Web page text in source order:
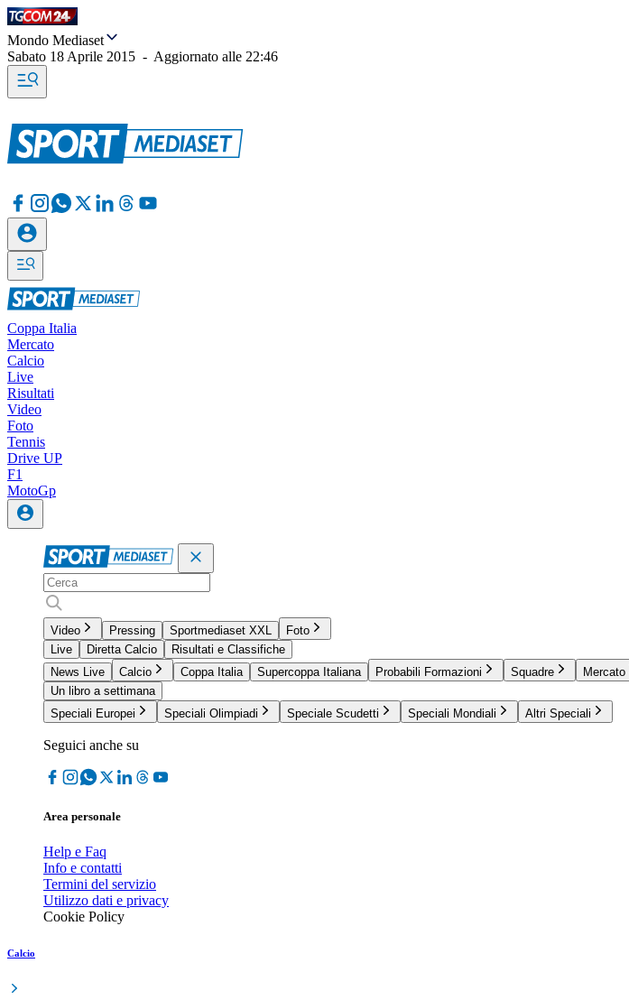
Mondo Mediaset
Sabato 18 Aprile 2015 - Aggiornato alle 22:46
Coppa Italia
Mercato
Calcio
Live
Risultati
Video
Foto
Tennis
Drive UP
F1
MotoGp
Video Pressing Sportmediaset XXL
Foto
Live
Diretta Calcio
Risultati e Classifiche
News Live
Calcio Coppa Italia Supercoppa Italiana Probabili Formazioni Squadre Mercato
Un libro a settimana
Speciali Europei
Speciali Olimpiadi Speciale Scudetti Speciali Mondiali Altri Speciali
Seguici anche su
Area personale
Help e Faq
Info e contatti
Termini del servizio
Utilizzo dati e privacy
Cookie Policy
Calcio